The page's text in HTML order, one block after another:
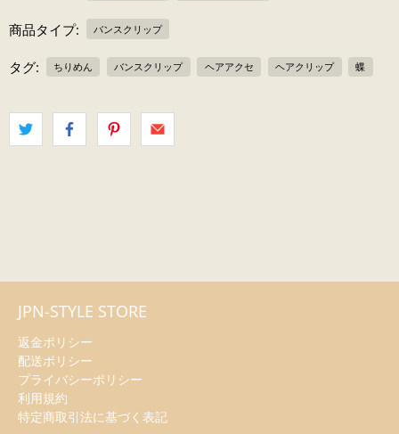
商品タイプ: バンスクリップ
タグ: ちりめん バンスクリップ ヘアアクセ ヘアクリップ 蝶
JPN-STYLE STORE
返金ポリシー
配送ポリシー
プライバシーポリシー
利用規約
特定商取引法に基づく表記